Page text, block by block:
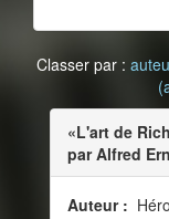
Classer par :
«L'art de
par Alfred
Auteur :